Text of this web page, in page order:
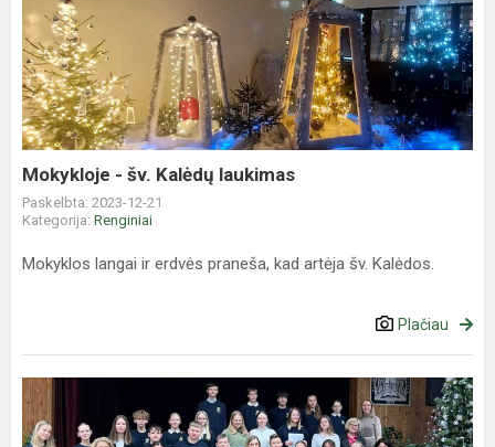
-
šv.
Kalėdų
laukimas
Mokykloje - šv. Kalėdų laukimas
Paskelbta: 2023-12-21
Kategorija: Renginiai
Mokyklos langai ir erdvės praneša, kad artėja šv. Kalėdos.
Plačiau
Kalėdiniai
skaitymai
angliškai